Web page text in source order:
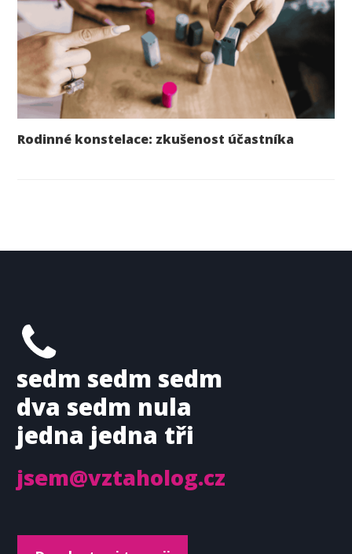
Rodinné konstelace: zkušenost účastníka
sedm sedm sedm
dva sedm nula
jedna jedna tři
jsem@vztaholog.cz